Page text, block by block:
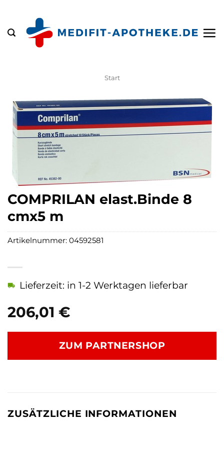
springen
Start
COMPRILAN elast.Binde 8
cmx5 m
206,01 €
Lieferzeit: in 1-2 Werktagen lieferbar
ZUM PARTNERSHOP
Artikelnummer: 04592581
ZUSÄTZLICHE INFORMATIONEN